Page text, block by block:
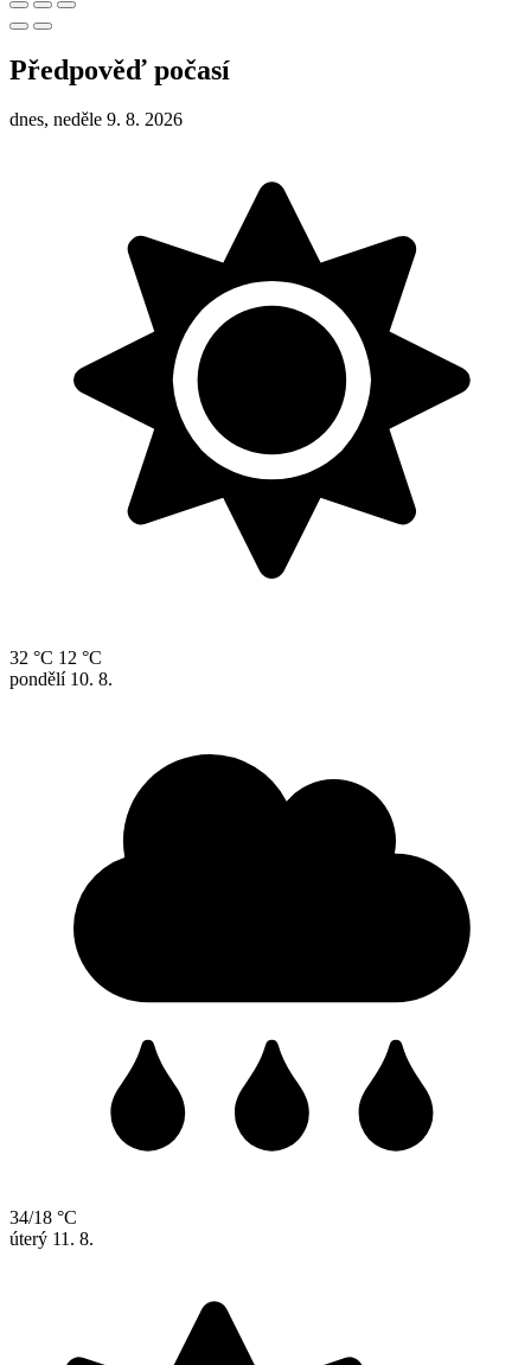
Předpověď počasí
dnes, neděle 9. 8. 2026
32 °C 12 °C
pondělí 10. 8.
34/18 °C
úterý 11. 8.